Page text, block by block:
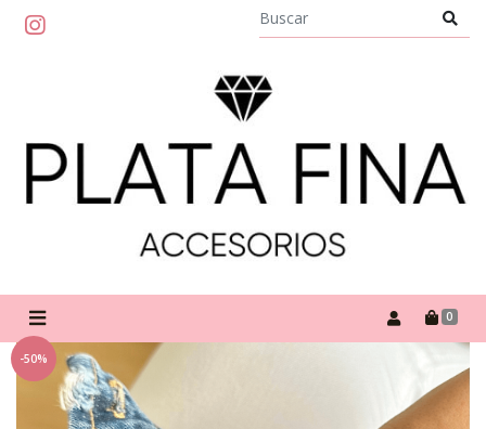
0
-50%